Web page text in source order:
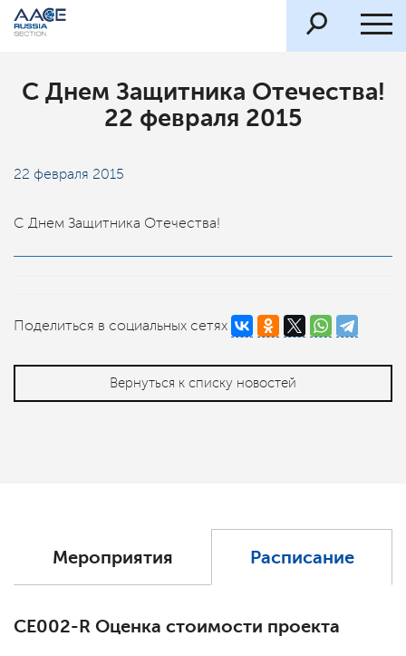
С Днем Защитника Отечества!
22 февраля 2015
22 февраля 2015
С Днем Защитника Отечества!
Поделиться в социальных сетях
Вернуться к списку новостей
Мероприятия Расписание
СЕ002-R Оценка стоимости проекта